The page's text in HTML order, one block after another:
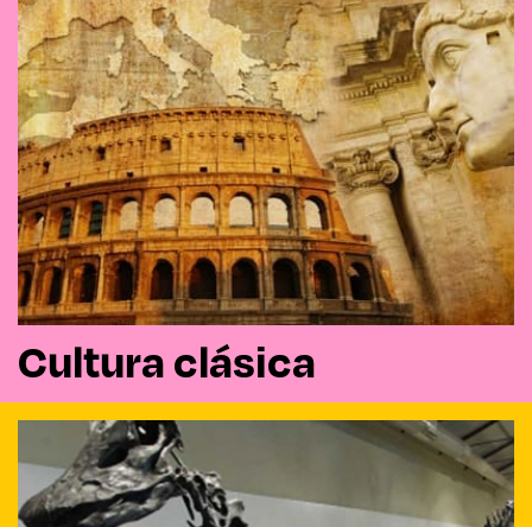
Cultura clásica